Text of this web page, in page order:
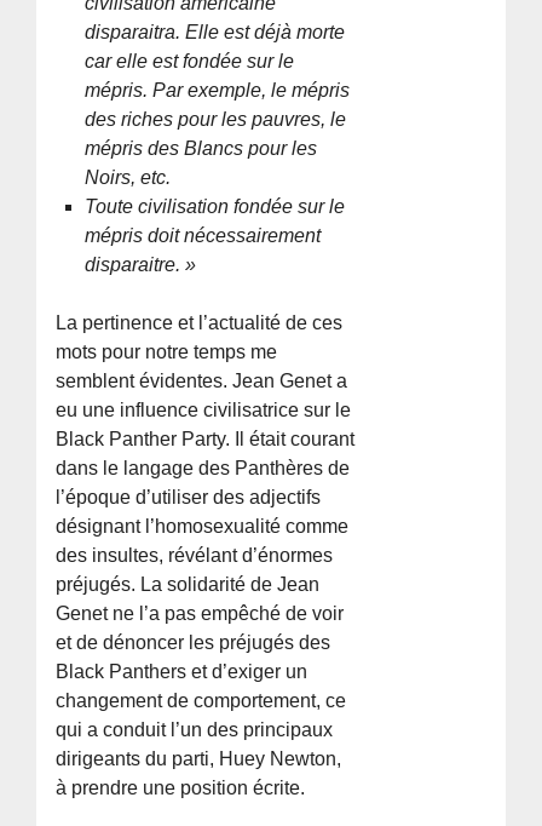
disparaitra. Elle est déjà morte
car elle est fondée sur le
mépris. Par exemple, le mépris
des riches pour les pauvres, le
mépris des Blancs pour les
Noirs, etc.
Toute civilisation fondée sur le
mépris doit nécessairement
disparaitre. »
La pertinence et l’actualité de ces
mots pour notre temps me
semblent évidentes. Jean Genet a
eu une influence civilisatrice sur le
Black Panther Party. Il était courant
dans le langage des Panthères de
l’époque d’utiliser des adjectifs
désignant l’homosexualité comme
des insultes, révélant d’énormes
préjugés. La solidarité de Jean
Genet ne l’a pas empêché de voir
et de dénoncer les préjugés des
Black Panthers et d’exiger un
changement de comportement, ce
qui a conduit l’un des principaux
dirigeants du parti, Huey Newton,
à prendre une position écrite.